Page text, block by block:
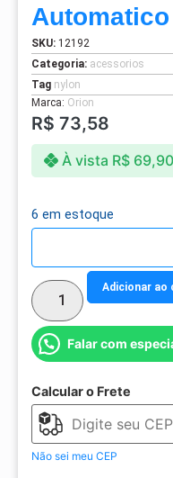
Automatico
SKU: 12192
Categoria: acessorios
Tag nylon
Marca: Orion
R$ 73,58
À vista R$69,90
6 em estoque
Adicionar ao
Falar com
Calcular o Frete
Não sei meu CEP